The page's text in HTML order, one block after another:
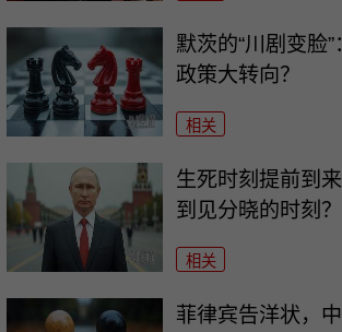
默茨的“川剧变脸
政策大转向？
相关
生死时刻提前到
到见分晓的时刻？
相关
菲律宾告洋状，